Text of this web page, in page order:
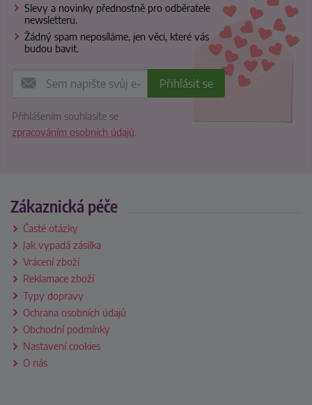
Slevy a novinky přednostně pro odběratele
newsletteru.
Žádný spam neposíláme, jen věci, které vás
budou bavit.
Přihlášením souhlasíte se
zpracováním osobních údajů.
Zákaznická péče
Časté otázky
Jak vypadá zásilka
Vrácení zboží
Reklamace zboží
Typy dopravy
Ochrana osobních údajů
Obchodní podmínky
Nastavení cookies
O nás